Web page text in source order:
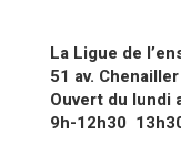
La Ligue de
51 av.
Ouvert du lundi
9h-12h30